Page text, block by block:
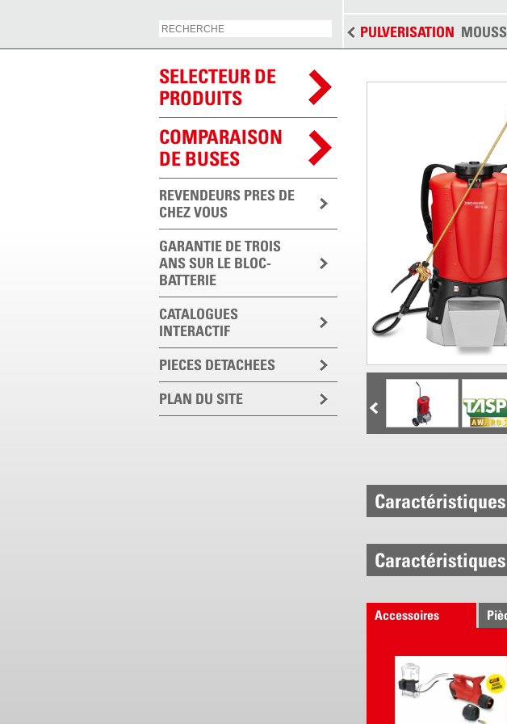
PULVERISATION
SELECTEUR DE
PRODUITS
COMPARAISON
DE BUSES
REVENDEURS PRES DE
CHEZ VOUS
GARANTIE DE TROIS
ANS SUR LE BLOC-
BATTERIE
CATALOGUES
INTERACTIF
PIECES DETACHEES
PLAN DU SITE
Accessoires